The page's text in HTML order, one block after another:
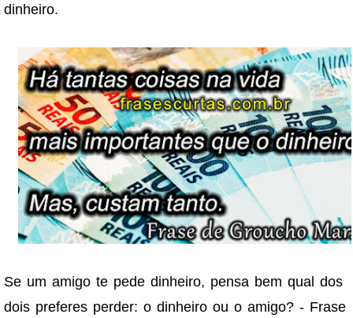
dinheiro.
Se um amigo te pede dinheiro, pensa bem qual dos
dois preferes perder: o dinheiro ou o amigo? - Frase